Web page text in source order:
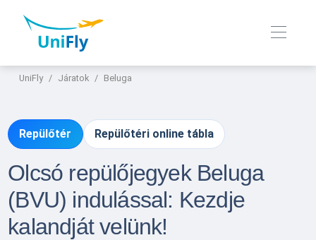
UniFly Járatok Beluga
Repülőtér Repülőtéri online tábla
Olcsó repülőjegyek Beluga
(BVU) indulással: Kezdje
kalandját velünk!